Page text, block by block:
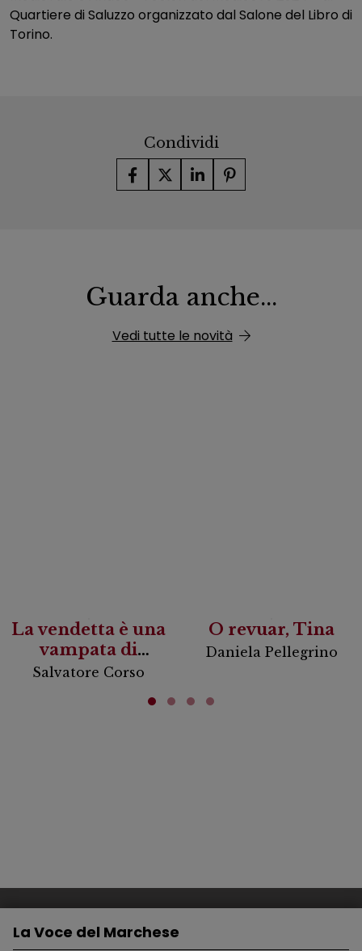
Quartiere di Saluzzo organizzato dal Salone del Libro di
Torino.
Condividi
Guarda anche...
Vedi tutte le novità
La vendetta è una
vampata di
scirocco
Salvatore Corso
O revuar, Tina
Daniela Pellegrino
La Voce del Marchese